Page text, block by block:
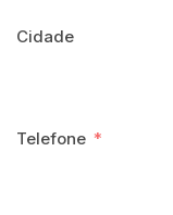
Cidade
Telefone